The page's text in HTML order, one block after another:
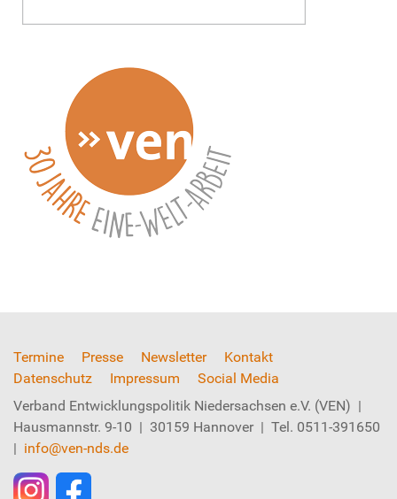
Termine Presse Newsletter
Kontakt
Datenschutz
Impressum
Social Media
Verband Entwicklungspolitik Niedersachsen e.V. (VEN) |
Hausmannstr. 9-10 | 30159 Hannover | Tel. 0511-391650
| info@ven-nds.de